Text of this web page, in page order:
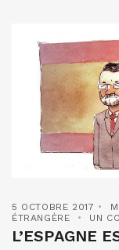
5 OCTOBRE 2017
ÉTRANGÈRE
UN
L’ESPAGNE